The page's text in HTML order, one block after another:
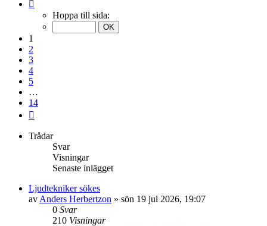
Hoppa till sida:
1
2
3
4
5
…
14
Trådar
Svar
Visningar
Senaste inlägget
Ljudtekniker sökes
av Anders Herbertzon » sön 19 jul 2026, 19:07
0 Svar
210 Visningar